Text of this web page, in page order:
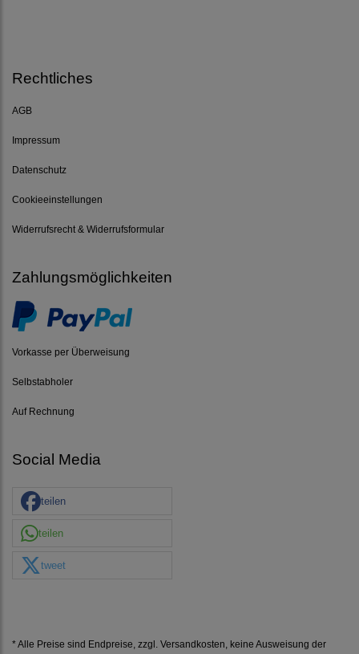
Rechtliches
AGB
Impressum
Datenschutz
Cookieeinstellungen
Widerrufsrecht & Widerrufsformular
Zahlungsmöglichkeiten
Vorkasse per Überweisung
Selbstabholer
Auf Rechnung
Social Media
teilen
teilen
tweet
* Alle Preise sind Endpreise, zzgl. Versandkosten , keine Ausweisung der